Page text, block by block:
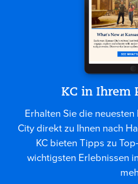
KC in Ihrem
Erhalten Sie die
City direkt zu Ihnen nach
KC bieten Tipps zu
wichtigsten Erlebnissen